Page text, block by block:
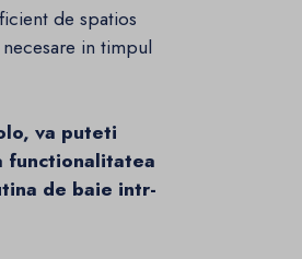
de spatios
in timpul
va puteti
functionalitatea
de baie intr-